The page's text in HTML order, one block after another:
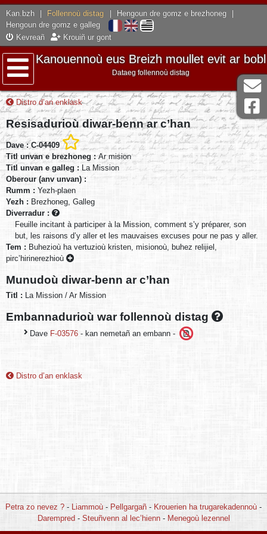
Kan.bzh Follennoù distag Hengoun dre gomz e brezhoneg
Hengoun dre gomz e galleg
Kevreañ
Krouiñ ur gont
Lañser
Kanouennoù eus Breizh moullet evit ar bobl
Dataeg follennoù distag
Distro d’an enklask
Resisadurioù diwar-benn ar c’han
Dave : C-04409
Titl unvan e brezhoneg :Ar mision
Titl unvan e galleg : La Mission
Oberour (anv unvan) :
Rumm : Yezh-plaen
Yezh : Brezhoneg, Galleg
Diverradur :
Feuille incitant à participer à la Mission, comment s’y préparer, son
but, les raisons d’y aller et les mauvaises excuses pour ne pas y aller.
Tem : Buhezioù ha vertuzioù kristen, misionoù, buhez relijiel,
pirc’hirinerezhioù
Munudoù diwar-benn ar c’han
Titl : La Mission / Ar Mission
Embannadurioù war follennoù distag
Dave F-03576 - kan nemetañ an embann -
Distro d’an enklask
Petra zo nevez ? - Liammoù - Pellgargañ - Krouerien ha trugarekadennoù -
Darempred- Steuñvenn al lec’hienn- Menegoù lezennel